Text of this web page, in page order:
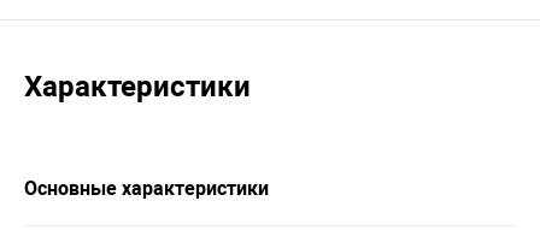
Характеристики
Основные характеристики